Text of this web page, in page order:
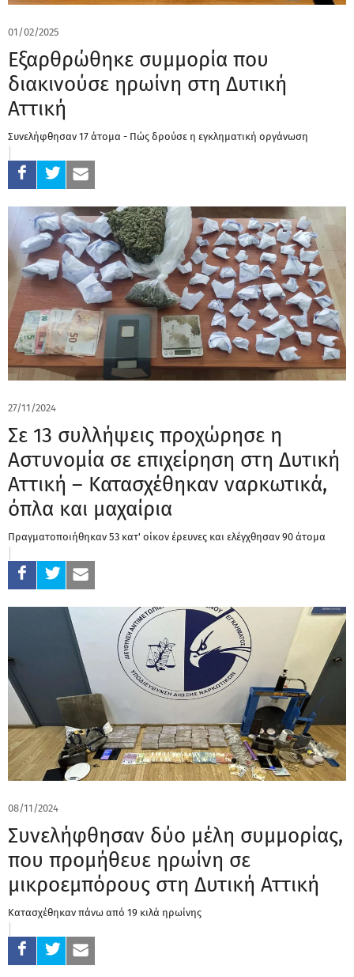
01/02/2025
Εξαρθρώθηκε συμμορία που
διακινούσε ηρωίνη στη Δυτική
Αττική
Συνελήφθησαν 17 άτομα - Πώς δρούσε η εγκληματική οργάνωση
27/11/2024
Σε 13 συλλήψεις προχώρησε η
Αστυνομία σε επιχείρηση στη Δυτική
Αττική – Κατασχέθηκαν ναρκωτικά,
όπλα και μαχαίρια
Πραγματοποιήθηκαν 53 κατ' οίκον έρευνες και ελέγχθησαν 90 άτομα
08/11/2024
Συνελήφθησαν δύο μέλη συμμορίας,
που προμήθευε ηρωίνη σε
μικροεμπόρους στη Δυτική Αττική
Κατασχέθηκαν πάνω από 19 κιλά ηρωίνης